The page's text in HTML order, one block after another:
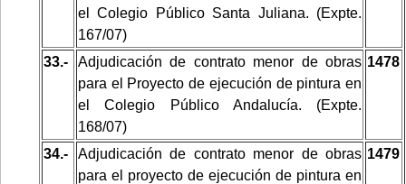
el Colegio Público Santa Juliana. (Expte.
167/07)
33.-
Adjudicación de contrato menor de obras
para el Proyecto de ejecución de pintura en
el Colegio Público Andalucía. (Expte.
168/07)
1478
34.-
Adjudicación de contrato menor de obras
para el proyecto de ejecución de pintura en
1479